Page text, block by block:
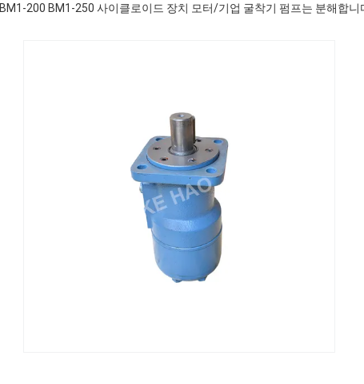
BM1-200 BM1-250 사이클로이드 장치 모터/기업 굴착기 펌프는 분해합니